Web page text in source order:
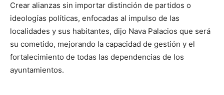
Crear alianzas sin importar distinción de partidos o
ideologías políticas, enfocadas al impulso de las
localidades y sus habitantes, dijo Nava Palacios que será
su cometido, mejorando la capacidad de gestión y el
fortalecimiento de todas las dependencias de los
ayuntamientos.